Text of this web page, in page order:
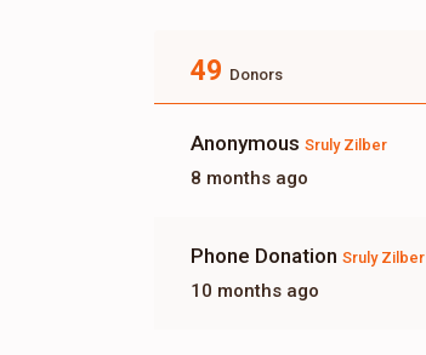
49 Donors
Anonymous Sruly Zilber
8 months ago
Phone Donation Sruly Zilber
10 months ago